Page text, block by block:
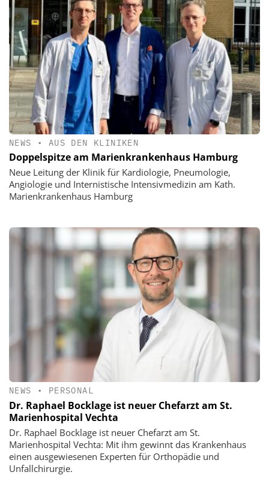
NEWS • AUS DEN KLINIKEN
Doppelspitze am Marienkrankenhaus Hamburg
Neue Leitung der Klinik für Kardiologie, Pneumologie,
Angiologie und Internistische Intensivmedizin am Kath.
Marienkrankenhaus Hamburg
NEWS • PERSONAL
Dr. Raphael Bocklage ist neuer Chefarzt am St.
Marienhospital Vechta
Dr. Raphael Bocklage ist neuer Chefarzt am St.
Marienhospital Vechta: Mit ihm gewinnt das Krankenhaus
einen ausgewiesenen Experten für Orthopädie und
Unfallchirurgie.